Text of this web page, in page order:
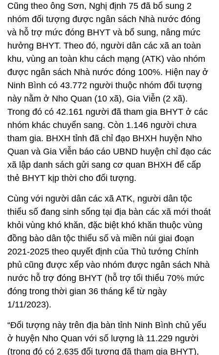
Cũng theo ông Sơn, Nghị định 75 đã bổ sung 2
nhóm đối tượng được ngân sách Nhà nước đóng
và hỗ trợ mức đóng BHYT và bổ sung, nâng mức
hưởng BHYT. Theo đó, người dân các xã an toàn
khu, vùng an toàn khu cách mạng (ATK) vào nhóm
được ngân sách Nhà nước đóng 100%. Hiện nay ở
Ninh Bình có 43.772 người thuộc nhóm đối tượng
này nằm ở Nho Quan (10 xã), Gia Viễn (2 xã).
Trong đó có 42.161 người đã tham gia BHYT ở các
nhóm khác chuyển sang. Còn 1.146 người chưa
tham gia. BHXH tỉnh đã chỉ đạo BHXH huyện Nho
Quan và Gia Viễn báo cáo UBND huyện chỉ đạo các
xã lập danh sách gửi sang cơ quan BHXH để cấp
thẻ BHYT kịp thời cho đối tượng.
Cùng với người dân các xã ATK, người dân tộc
thiểu số đang sinh sống tại địa bàn các xã mới thoát
khỏi vùng khó khăn, đặc biệt khó khăn thuộc vùng
đồng bào dân tộc thiểu số và miền núi giai đoạn
2021-2025 theo quyết định của Thủ tướng Chính
phủ cũng được xếp vào nhóm được ngân sách Nhà
nước hỗ trợ đóng BHYT (hỗ trợ tối thiểu 70% mức
đóng trong thời gian 36 tháng kể từ ngày
1/11/2023).
“Đối tượng này trên địa bàn tỉnh Ninh Bình chủ yếu
ở huyện Nho Quan với số lượng là 11.229 người
(trong đó có 2.635 đối tượng đã tham gia BHYT),